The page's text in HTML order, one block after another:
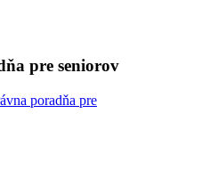
pre seniorov